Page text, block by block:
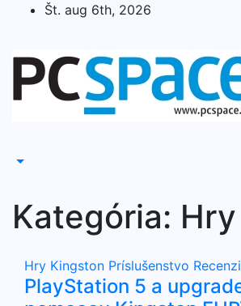
Št. aug 6th, 2026
Kategória: Hry
Hry Kingston Príslušenstvo
PlayStation 5 a